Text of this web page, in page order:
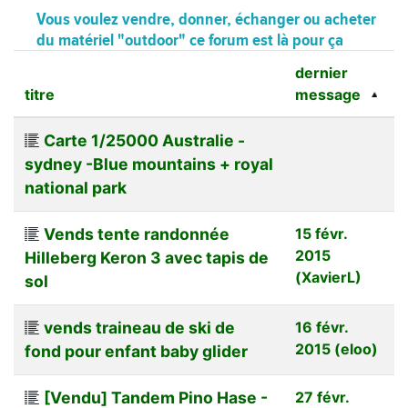
Vous voulez vendre, donner, échanger ou acheter
du matériel "outdoor" ce forum est là pour ça
titre
dernier
message
Carte 1/25000 Australie -
sydney -Blue mountains + royal
national park
Vends tente randonnée
Hilleberg Keron 3 avec tapis de
sol
15 févr.
2015
(XavierL)
vends traineau de ski de
fond pour enfant baby glider
16 févr.
2015 (eloo)
[Vendu] Tandem Pino Hase -
27 févr.